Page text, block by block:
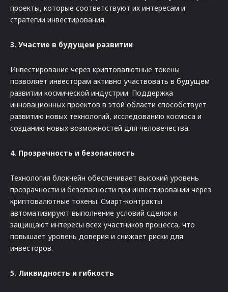
проекты, которые соответствуют их интересам и
стратегии инвестирования.
3. Участие в будущем развитии
Инвестирование через криптовалютные токены
позволяет инвесторам активно участвовать в будущем
развитии космической индустрии. Поддержка
инновационных проектов в этой области способствует
развитию новых технологий, исследованию космоса и
созданию новых возможностей для человечества.
4. Прозрачность и безопасность
Технология блокчейн обеспечивает высокий уровень
прозрачности и безопасности при инвестировании через
криптовалютные токены. Смарт-контракты
автоматизируют выполнение условий сделок и
защищают интересы всех участников процесса, что
повышает уровень доверия и снижает риски для
инвесторов.
5. Ликвидность и гибкость